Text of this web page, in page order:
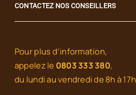
CONTACTEZ NOS CONSEILLERS
Pour plus d’information,
appelez le 0803 333 380,
du lundi au vendredi de 8h à 17h